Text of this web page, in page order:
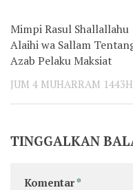
Mimpi Rasul Shallallahu
Alaihi wa Sallam
Azab Pelaku Maksiat
JUM 4 MUHARRAM 1443H
TINGGALKAN
Komentar*